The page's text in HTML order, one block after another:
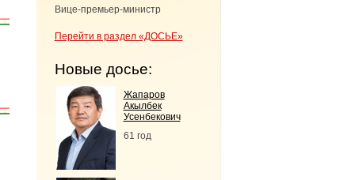
Вице-премьер-министр
Перейти в раздел «ДОСЬЕ»
Новые досье:
Жапаров
Акылбек
Усенбекович
61 год